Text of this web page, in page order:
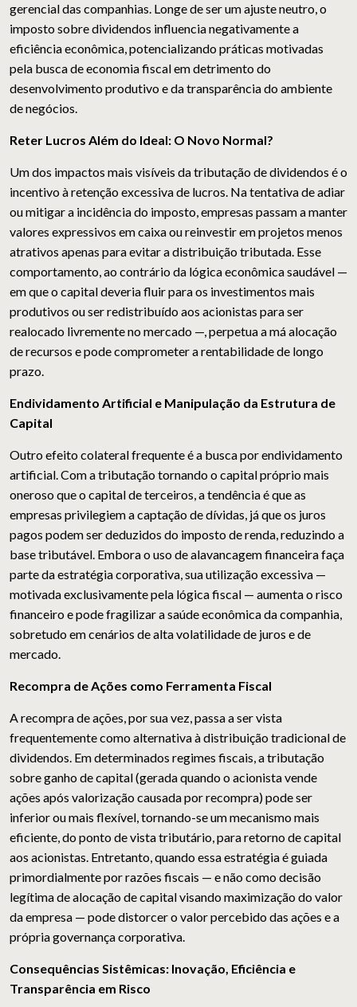
gerencial das companhias. Longe de ser um ajuste neutro, o
imposto sobre dividendos influencia negativamente a
eficiência econômica, potencializando práticas motivadas
pela busca de economia fiscal em detrimento do
desenvolvimento produtivo e da transparência do ambiente
de negócios.
Reter Lucros Além do Ideal: O Novo Normal?
Um dos impactos mais visíveis da tributação de dividendos é o
incentivo à retenção excessiva de lucros. Na tentativa de adiar
ou mitigar a incidência do imposto, empresas passam a manter
valores expressivos em caixa ou reinvestir em projetos menos
atrativos apenas para evitar a distribuição tributada. Esse
comportamento, ao contrário da lógica econômica saudável —
em que o capital deveria fluir para os investimentos mais
produtivos ou ser redistribuído aos acionistas para ser
realocado livremente no mercado —, perpetua a má alocação
de recursos e pode comprometer a rentabilidade de longo
prazo.
Endividamento Artificial e Manipulação da Estrutura de
Capital
Outro efeito colateral frequente é a busca por endividamento
artificial. Com a tributação tornando o capital próprio mais
oneroso que o capital de terceiros, a tendência é que as
empresas privilegiem a captação de dívidas, já que os juros
pagos podem ser deduzidos do imposto de renda, reduzindo a
base tributável. Embora o uso de alavancagem financeira faça
parte da estratégia corporativa, sua utilização excessiva —
motivada exclusivamente pela lógica fiscal — aumenta o risco
financeiro e pode fragilizar a saúde econômica da companhia,
sobretudo em cenários de alta volatilidade de juros e de
mercado.
Recompra de Ações como Ferramenta Fiscal
A recompra de ações, por sua vez, passa a ser vista
frequentemente como alternativa à distribuição tradicional de
dividendos. Em determinados regimes fiscais, a tributação
sobre ganho de capital (gerada quando o acionista vende
ações após valorização causada por recompra) pode ser
inferior ou mais flexível, tornando-se um mecanismo mais
eficiente, do ponto de vista tributário, para retorno de capital
aos acionistas. Entretanto, quando essa estratégia é guiada
primordialmente por razões fiscais — e não como decisão
legítima de alocação de capital visando maximização do valor
da empresa — pode distorcer o valor percebido das ações e a
própria governança corporativa.
Consequências Sistêmicas: Inovação, Eficiência e
Transparência em Risco